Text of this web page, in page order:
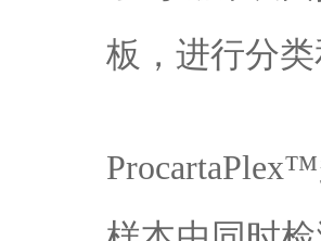
板，进行分